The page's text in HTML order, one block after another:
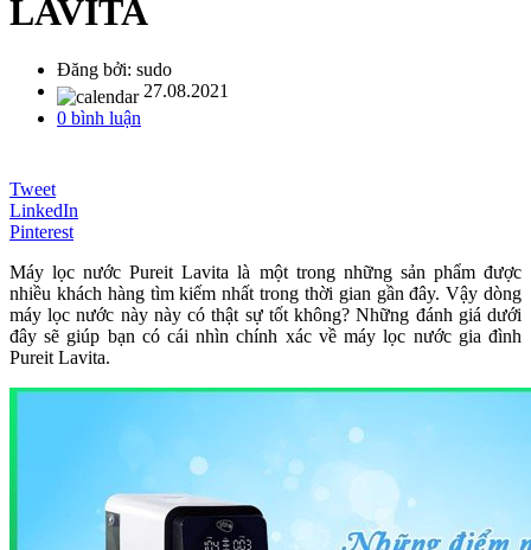
LAVITA
Đăng bởi: sudo
27.08.2021
0 bình luận
Tweet
LinkedIn
Pinterest
Máy lọc nước Pureit Lavita là một trong những sản phẩm được
nhiều khách hàng tìm kiếm nhất trong thời gian gần đây. Vậy dòng
máy lọc nước này này có thật sự tốt không? Những đánh giá dưới
đây sẽ giúp bạn có cái nhìn chính xác về máy lọc nước gia đình
Pureit Lavita.